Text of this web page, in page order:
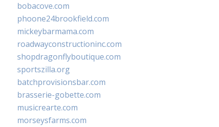
bobacove.com
phoone24brookfield.com
mickeybarmama.com
roadwayconstructioninc.com
shopdragonflyboutique.com
sportszilla.org
batchprovisionsbar.com
brasserie-gobette.com
musicrearte.com
morseysfarms.com